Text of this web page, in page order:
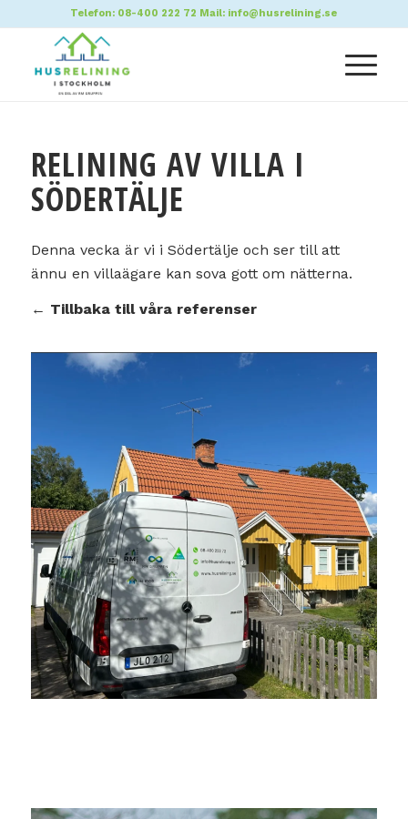
Telefon: 08-400 222 72 Mail: info@husrelining.se
RELINING AV VILLA I
SÖDERTÄLJE
Denna vecka är vi i Södertälje och ser till att
ännu en villaägare kan sova gott om nätterna.
← Tillbaka till våra referenser